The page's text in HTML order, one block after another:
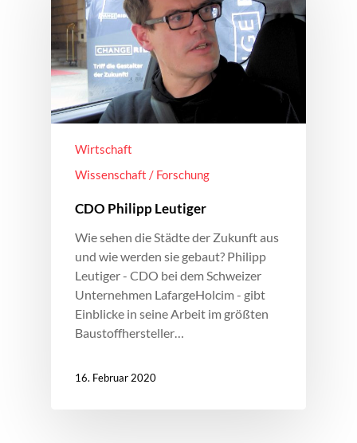
Wirtschaft
Wissenschaft / Forschung
CDO Philipp Leutiger
Wie sehen die Städte der Zukunft aus
und wie werden sie gebaut? Philipp
Leutiger - CDO bei dem Schweizer
Unternehmen LafargeHolcim - gibt
Einblicke in seine Arbeit im größten
Baustoffhersteller…
16. Februar 2020